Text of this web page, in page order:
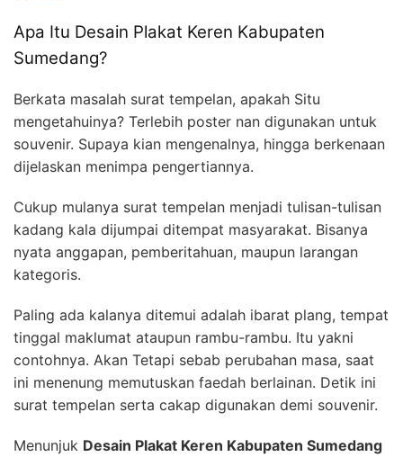
Apa Itu Desain Plakat Keren Kabupaten
Sumedang?
Berkata masalah surat tempelan, apakah Situ
mengetahuinya? Terlebih poster nan digunakan untuk
souvenir. Supaya kian mengenalnya, hingga berkenaan
dijelaskan menimpa pengertiannya.
Cukup mulanya surat tempelan menjadi tulisan-tulisan
kadang kala dijumpai ditempat masyarakat. Bisanya
nyata anggapan, pemberitahuan, maupun larangan
kategoris.
Paling ada kalanya ditemui adalah ibarat plang, tempat
tinggal maklumat ataupun rambu-rambu. Itu yakni
contohnya. Akan Tetapi sebab perubahan masa, saat
ini menenung memutuskan faedah berlainan. Detik ini
surat tempelan serta cakap digunakan demi souvenir.
Menunjuk Desain Plakat Keren Kabupaten Sumedang